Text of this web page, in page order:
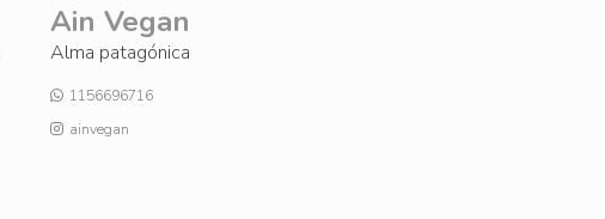
Ain Vegan
Alma patagónica
1156696716
ainvegan